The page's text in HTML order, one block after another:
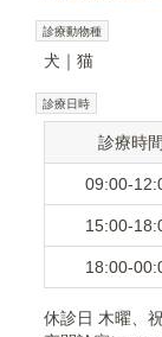
診療動物種
犬 猫
診療日時
診療時間
09:00-
15:00-
18:00-
休診日 木曜、